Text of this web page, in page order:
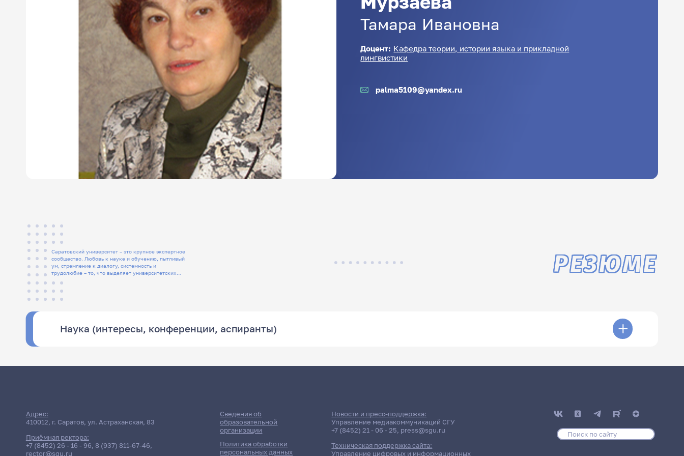
Тамара Ивановна
Доцент: Кафедра теории, истории языка и прикладной
лингвистики
palma5109@yandex.ru
Саратовский университет – это крупное экспертное
сообщество. Любовь к науке и обучению, пытливый
ум, стремление к диалогу, системность и
трудолюбие – то, что выделяет университетских
РЕЗЮМЕ
Наука (интересы, конференции, аспиранты)
Адрес:
410012, г. Саратов, ул. Астраханская, 83
Приёмная ректора:
+7 (8452) 26 - 16 - 96, 8 (937) 811-67-46,
rector@sgu.ru
Сведения об
образовательной
организации
Политика обработки
персональных данных
Новости и пресс-поддержка:
Управление медиакоммуникаций СГУ
+7 (8452) 21 - 06 - 25, press@sgu.ru
Техническая поддержка сайта:
Управление цифровых и информационных